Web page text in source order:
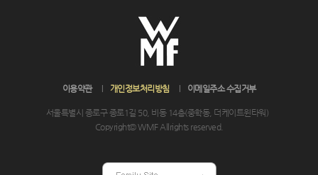
이용약관 개인정보처리방침 이메일주소 수집거부
서울특별시 종로구 종로1길 50, 비동 14층(중학동, 더케이트윈타워)
Copyright© WMF Allrights reserved.